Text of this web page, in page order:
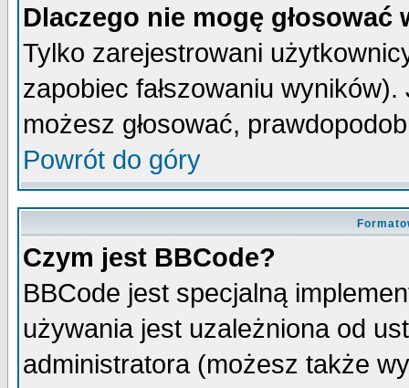
Dlaczego nie mogę głosować
Tylko zarejestrowani
zapobiec fałszowaniu
możesz głosować,
Powrót do góry
Czym jest BBCode?
BBCode jest specjalną
używania jest uzależniona od
administratora (możesz także